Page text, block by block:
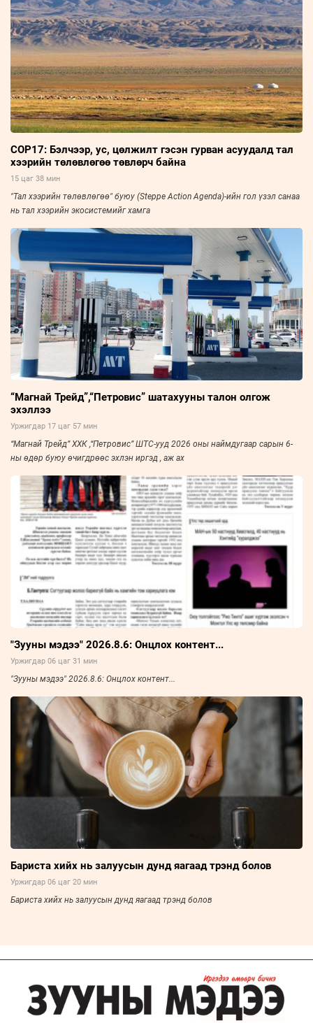
COP17: Бэлчээр, ус, цөлжилт гэсэн гурван асуудалд тал
хээрийн төлөвлөгөө төвлөрч байна
15 цаг 38 мин
"Тал хээрийн төлөвлөгөө" буюу (Steppe Action Agenda)-ийн гол үзэл санаа
нь тал хээрийн экосистемийг хамга
“Магнай Трейд”,“Петровис” шатахууны талон олгож
эхэллээ
Уржигдар 17 цаг 57 мин
“Магнай Трейд” ХХК ,“Петровис” ШТС-ууд 2026 оны наймдугаар сарын 6-
ны өдөр буюу өчигдрөөс эхлэн иргэд , аж ах
"Зууны мэдээ" 2026.8.6: Онцлох контент...
Уржигдар 06 цаг 31 мин
"Зууны мэдээ" 2026.8.6: Онцлох контент...
Бариста хийх нь залуусын дунд яагаад трэнд болов
Уржигдар 06 цаг 20 мин
Бариста хийх нь залуусын дунд яагаад трэнд болов